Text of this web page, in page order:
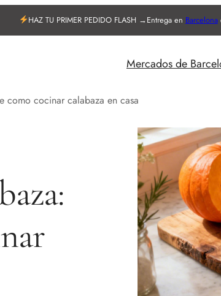
HAZ TU PRIMER PEDIDO FLASH →Entrega en Barcelona
Mercados de
como cocinar calabaza en casa